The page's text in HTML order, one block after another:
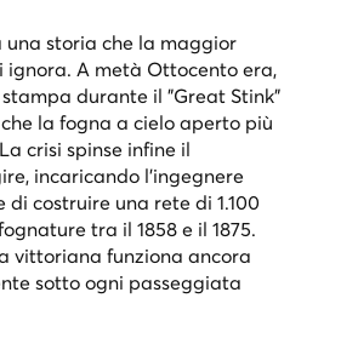
una storia che la maggior
A metà Ottocento era,
durante il "Great Stink"
la fogna a cielo aperto più
crisi spinse infine il
incaricando l'ingegnere
costruire una rete di 1.100
tra il 1858 e il 1875.
vittoriana funziona ancora
sotto ogni passeggiata